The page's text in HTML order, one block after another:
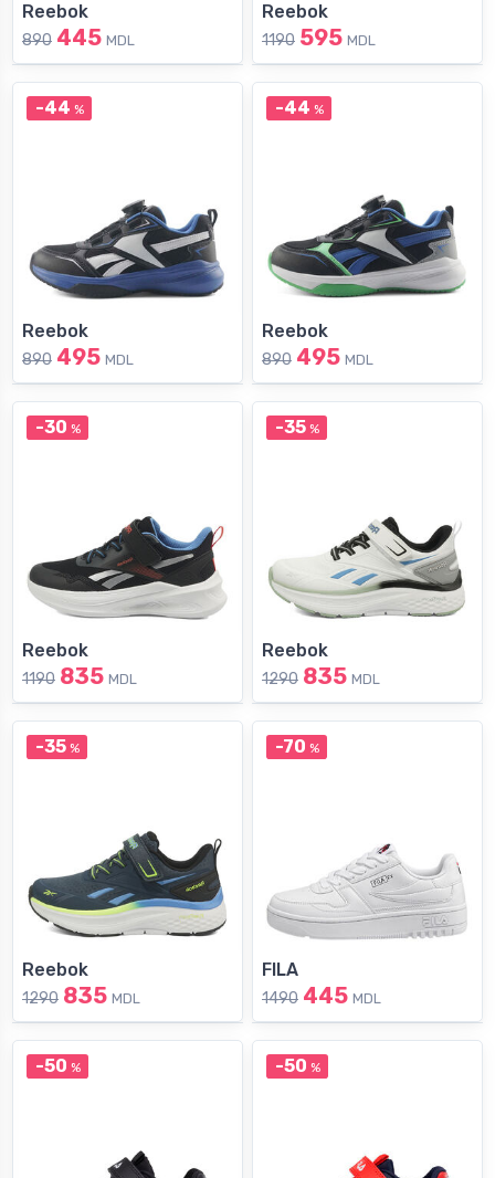
Reebok
890 445 MDL
Reebok
1190 595 MDL
-44 %
Reebok
890 495 MDL
-44 %
Reebok
890 495 MDL
-30 %
Reebok
1190 835 MDL
-35%
Reebok
1290 835 MDL
-35%
Reebok
1290 835 MDL
-70 %
FILA
1490 445 MDL
-50 % -50 %